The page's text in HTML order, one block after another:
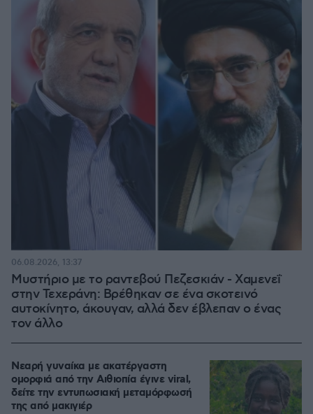
Μυστήριο με το ραντεβού Πεζεσκιάν - Χαμενεΐ
στην Τεχεράνη: Βρέθηκαν σε ένα σκοτεινό
αυτοκίνητο, άκουγαν, αλλά δεν έβλεπαν ο ένας
τον άλλο
06.08.2026, 13:37
Νεαρή γυναίκα με ακατέργαστη
ομορφιά από την Αιθιοπία έγινε viral,
δείτε την εντυπωσιακή μεταμόρφωσή
της από μακιγιέρ